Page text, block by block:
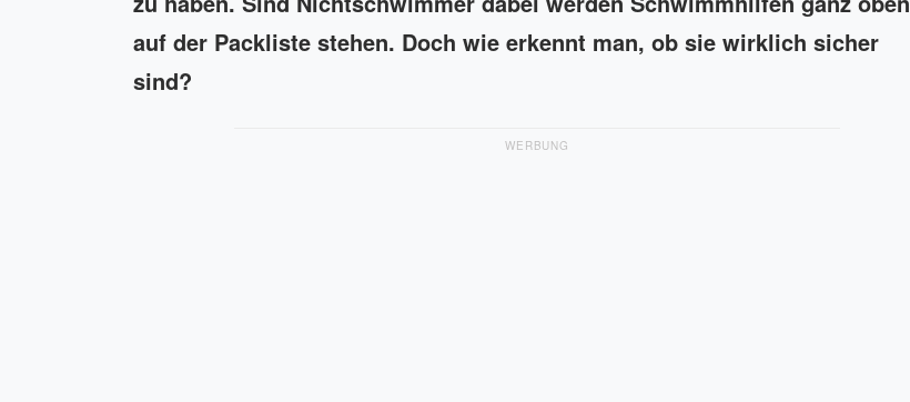
auf der Packliste stehen. Doch wie erkennt man, ob sie wirklich sicher
sind?
WERBUNG